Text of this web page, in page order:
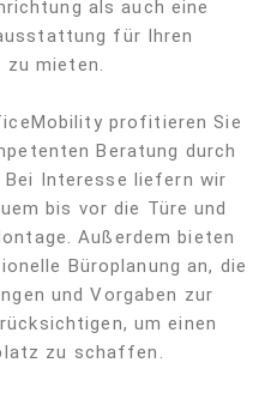
als auch eine
für Ihren
mieten.
profitieren Sie
Beratung durch
Interesse liefern wir
bis vor die Türe und
Außerdem bieten
Büroplanung an, die
und Vorgaben zur
um einen
zu schaffen.